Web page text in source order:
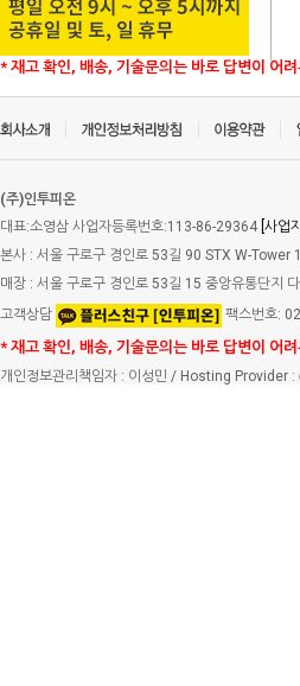
* 재고 확인, 배송, 기술문의는 바로 답변이 어
(주)인투피온
대표:소영삼 사업자등록번호:113-86-29364 [사업
본사 : 서울 구로구 경인로 53길 90 STX W-Tower
매장 : 서울 구로구 경인로 53길 15 중앙유통단지
고객상담
팩스번호:
* 재고 확인, 배송, 기술문의는 바로 답변이 어
개인정보관리책임자 : 이성민 / Hosting Provider :